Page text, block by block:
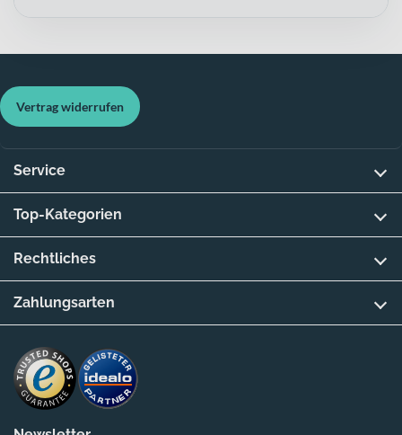
Vertrag widerrufen
Service
Top-Kategorien
Rechtliches
Zahlungsarten